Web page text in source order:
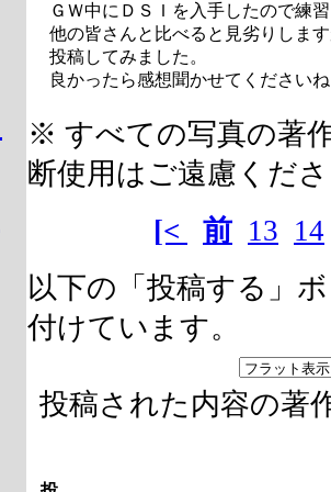
ＧＷ中にＤＳＩを入手したので練
他の皆さんと比べると見劣りしま
投稿してみました。
良かったら感想聞かせてください
※ すべての写真の著
断使用はご遠慮くだ
[<
前 13 14
以下の「投稿する」
付けています。
投稿された内容の著